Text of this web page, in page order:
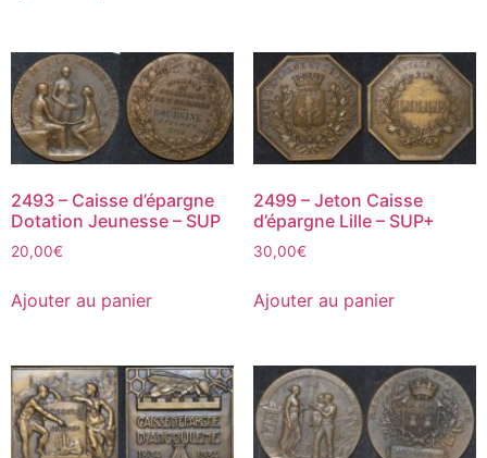
2493 – Caisse d’épargne
Dotation Jeunesse – SUP
20,00€
Ajouter au panier
2499 – Jeton Caisse
d’épargne Lille – SUP+
30,00€
Ajouter au panier